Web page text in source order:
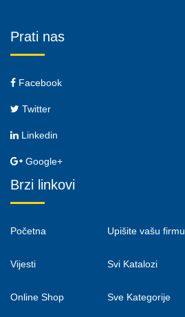
Prati nas
Facebook
Twitter
Linkedin
Google+
Brzi linkovi
Početna
Vijesti
Online Shop
Upišite vašu firmu
Svi Katalozi
Sve Kategorije